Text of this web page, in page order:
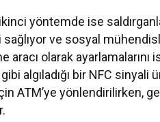
yöntemde ise
ve sosyal
aracı olarak
algıladığı bir NFC sinyali
ATM’ye yönlendirilirken,